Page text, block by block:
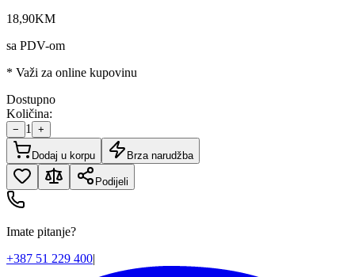
18,90KM
sa PDV-om
* Važi za online kupovinu
Dostupno
Količina:
− 1 +
Dodaj u korpu Brza narudžba
Podijeli
Imate pitanje?
+387 51 229 400|